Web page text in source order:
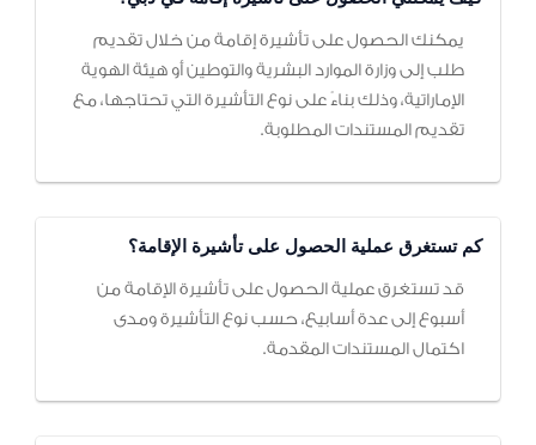
يمكنك الحصول على تأشيرة إقامة من خلال تقديم
طلب إلى وزارة الموارد البشرية والتوطين أو هيئة الهوية
الإماراتية، وذلك بناءً على نوع التأشيرة التي تحتاجها، مع
تقديم المستندات المطلوبة.
كم تستغرق عملية الحصول على تأشيرة الإقامة؟
قد تستغرق عملية الحصول على تأشيرة الإقامة من
أسبوع إلى عدة أسابيع، حسب نوع التأشيرة ومدى
اكتمال المستندات المقدمة.